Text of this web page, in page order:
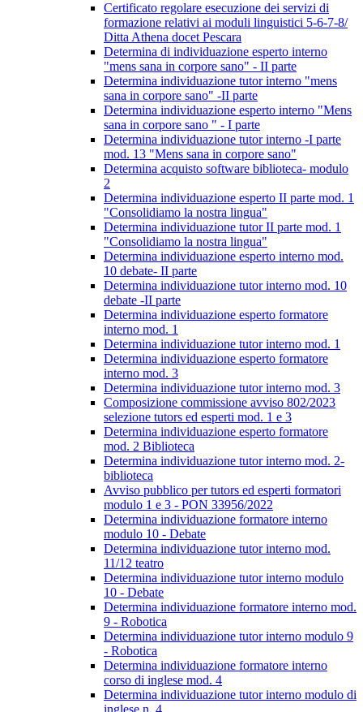
Certificato regolare esecuzione dei servizi di
formazione relativi ai moduli linguistici 5-6-7-8/
Ditta Athena docet Pescara
Determina di individuazione esperto interno
"mens sana in corpore sano" - II parte
Determina individuazione tutor interno "mens
sana in corpore sano" -II parte
Determina individuazione esperto interno "Mens
sana in corpore sano " - I parte
Determina individuazione tutor interno -I parte
mod. 13 "Mens sana in corpore sano"
Determina acquisto software biblioteca- modulo
2
Determina individuazione esperto II parte mod. 1
"Consolidiamo la nostra lingua"
Determina individuazione tutor II parte mod. 1
"Consolidiamo la nostra lingua"
Determina individuazione esperto interno mod.
10 debate- II parte
Determina individuazione tutor interno mod. 10
debate -II parte
Determina individuazione esperto formatore
interno mod. 1
Determina individuazione tutor interno mod. 1
Determina individuazione esperto formatore
interno mod. 3
Determina individuazione tutor interno mod. 3
Composizione commissione avviso 802/2023
selezione tutors ed esperti mod. 1 e 3
Determina individuazione esperto formatore
mod. 2 Biblioteca
Determina individuazione tutor interno mod. 2-
biblioteca
Avviso pubblico per tutors ed esperti formatori
modulo 1 e 3 - PON 33956/2022
Determina individuazione formatore interno
modulo 10 - Debate
Determina individuazione tutor interno mod.
11/12 teatro
Determina individuazione tutor interno modulo
10 - Debate
Determina individuazione formatore interno mod.
9 - Robotica
Determina individuazione tutor interno modulo 9
- Robotica
Determina individuazione formatore interno
corso di inglese mod. 4
Determina individuazione tutor interno modulo di